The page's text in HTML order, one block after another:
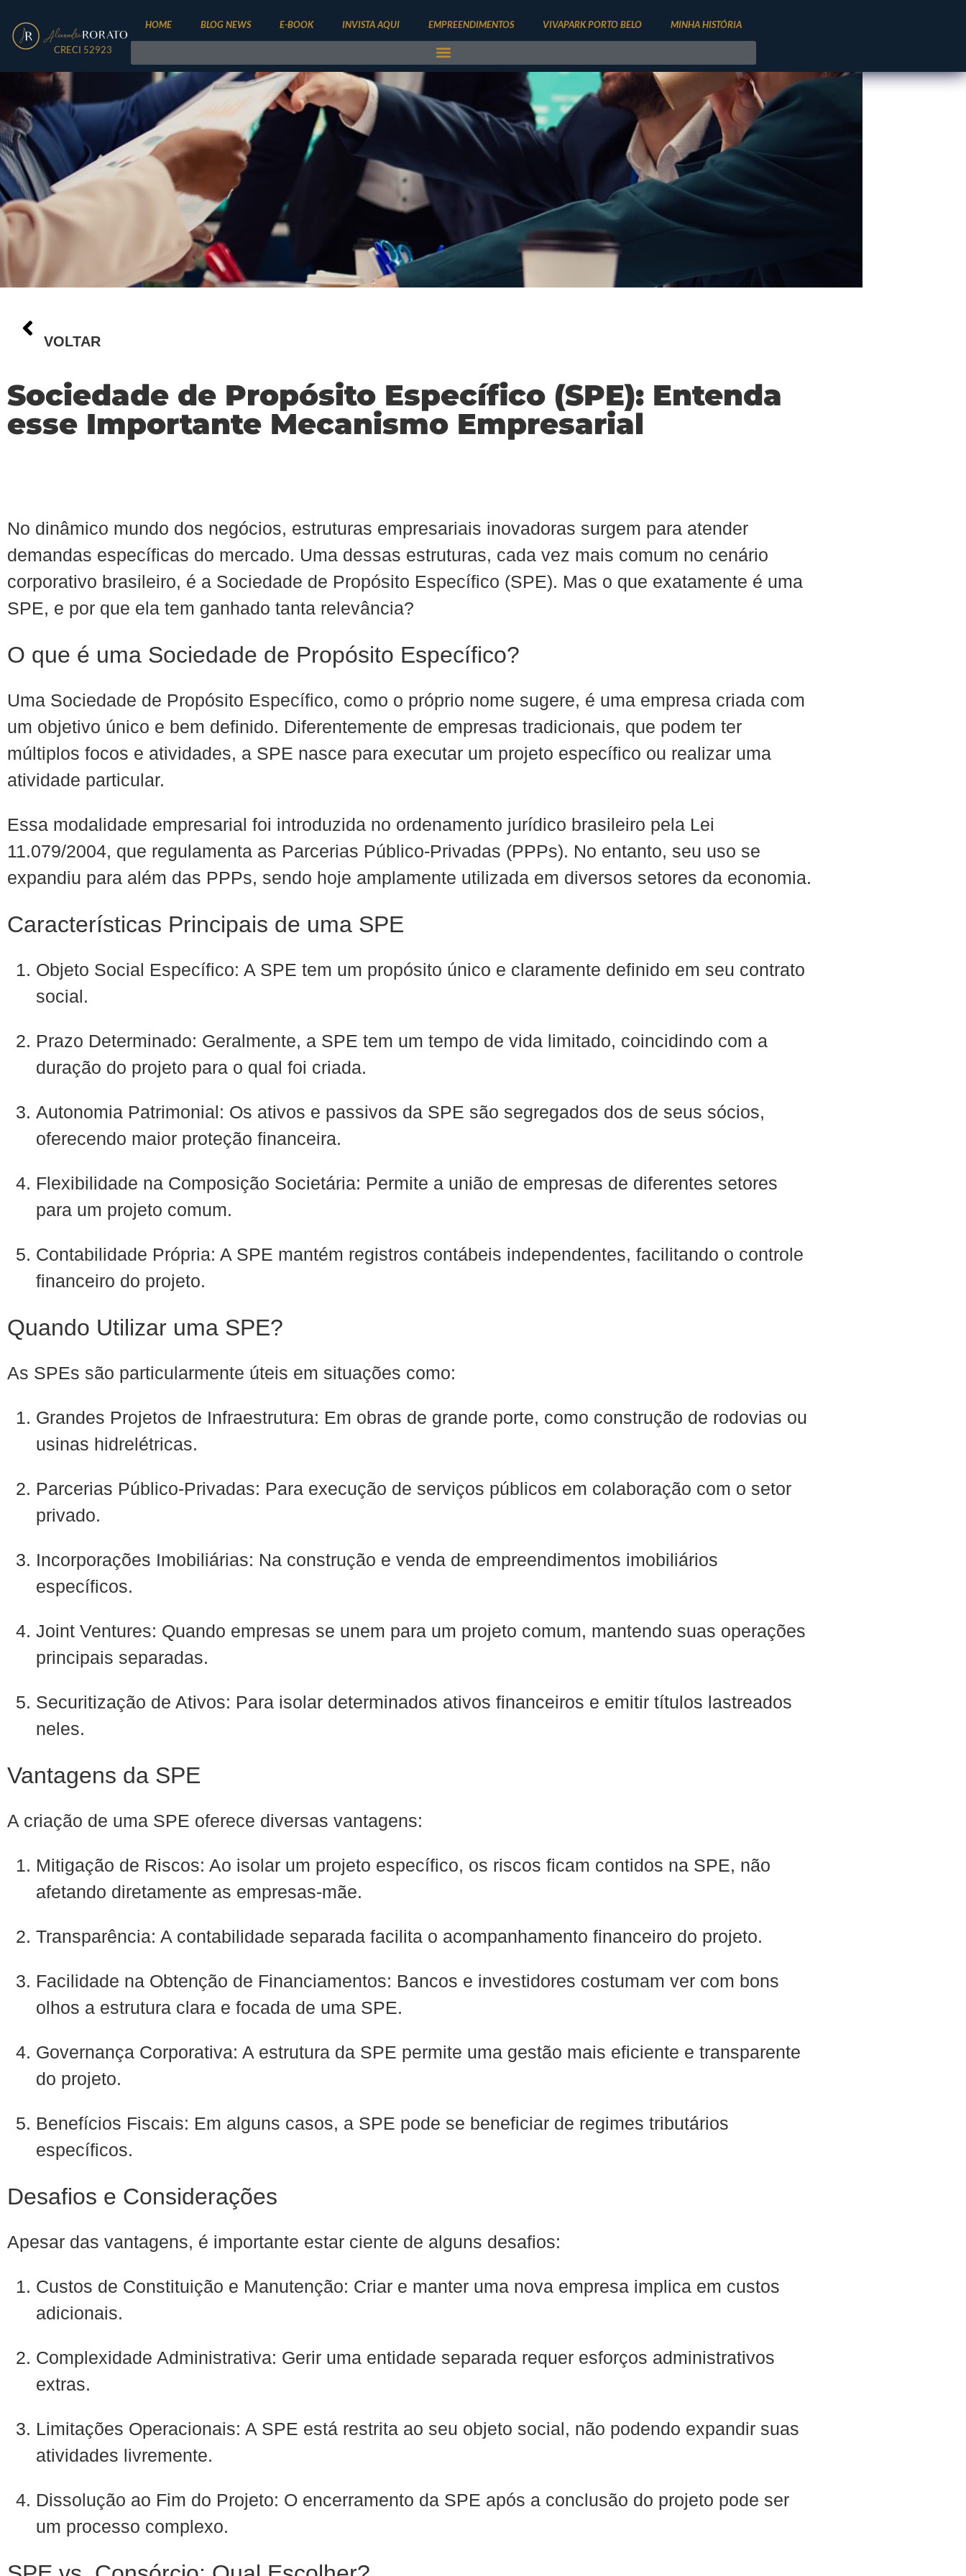
CRECI 52923
HOME BLOG NEWS E-BOOK INVISTA AQUI EMPREENDIMENTOS VIVAPARK PORTO BELO MINHA HISTÓRIA
VOLTAR
Sociedade de Propósito Específico (SPE): Entenda
esse Importante Mecanismo Empresarial
No dinâmico mundo dos negócios, estruturas empresariais inovadoras surgem para atender
demandas específicas do mercado. Uma dessas estruturas, cada vez mais comum no cenário
corporativo brasileiro, é a Sociedade de Propósito Específico (SPE). Mas o que exatamente é uma
SPE, e por que ela tem ganhado tanta relevância?
O que é uma Sociedade de Propósito Específico?
Uma Sociedade de Propósito Específico, como o próprio nome sugere, é uma empresa criada com
um objetivo único e bem definido. Diferentemente de empresas tradicionais, que podem ter
múltiplos focos e atividades, a SPE nasce para executar um projeto específico ou realizar uma
atividade particular.
Essa modalidade empresarial foi introduzida no ordenamento jurídico brasileiro pela Lei
11.079/2004, que regulamenta as Parcerias Público-Privadas (PPPs). No entanto, seu uso se
expandiu para além das PPPs, sendo hoje amplamente utilizada em diversos setores da economia.
Características Principais de uma SPE
Objeto Social Específico: A SPE tem um propósito único e claramente definido em seu contrato
social.
Prazo Determinado: Geralmente, a SPE tem um tempo de vida limitado, coincidindo com a
duração do projeto para o qual foi criada.
Autonomia Patrimonial: Os ativos e passivos da SPE são segregados dos de seus sócios,
oferecendo maior proteção financeira.
Flexibilidade na Composição Societária: Permite a união de empresas de diferentes setores
para um projeto comum.
Contabilidade Própria: A SPE mantém registros contábeis independentes, facilitando o controle
financeiro do projeto.
Quando Utilizar uma SPE?
As SPEs são particularmente úteis em situações como:
Grandes Projetos de Infraestrutura: Em obras de grande porte, como construção de rodovias ou
usinas hidrelétricas.
Parcerias Público-Privadas: Para execução de serviços públicos em colaboração com o setor
privado.
Incorporações Imobiliárias: Na construção e venda de empreendimentos imobiliários
específicos.
Joint Ventures: Quando empresas se unem para um projeto comum, mantendo suas operações
principais separadas.
Securitização de Ativos: Para isolar determinados ativos financeiros e emitir títulos lastreados
neles.
Vantagens da SPE
A criação de uma SPE oferece diversas vantagens:
Mitigação de Riscos: Ao isolar um projeto específico, os riscos ficam contidos na SPE, não
afetando diretamente as empresas-mãe.
Transparência: A contabilidade separada facilita o acompanhamento financeiro do projeto.
Facilidade na Obtenção de Financiamentos: Bancos e investidores costumam ver com bons
olhos a estrutura clara e focada de uma SPE.
Governança Corporativa: A estrutura da SPE permite uma gestão mais eficiente e transparente
do projeto.
Benefícios Fiscais: Em alguns casos, a SPE pode se beneficiar de regimes tributários
específicos.
Desafios e Considerações
Apesar das vantagens, é importante estar ciente de alguns desafios:
Custos de Constituição e Manutenção: Criar e manter uma nova empresa implica em custos
adicionais.
Complexidade Administrativa: Gerir uma entidade separada requer esforços administrativos
extras.
Limitações Operacionais: A SPE está restrita ao seu objeto social, não podendo expandir suas
atividades livremente.
Dissolução ao Fim do Projeto: O encerramento da SPE após a conclusão do projeto pode ser
um processo complexo.